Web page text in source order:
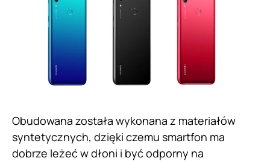
Obudowana została wykonana z materiałów
syntetycznych, dzięki czemu smartfon ma
dobrze leżeć w dłoni i być odporny na